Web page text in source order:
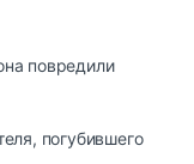
повредили
погубившего